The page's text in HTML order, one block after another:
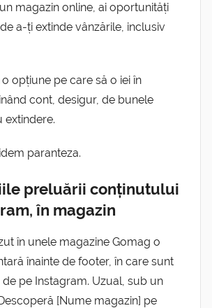
magazin online, ai oportunități
a-ți extinde vânzările, inclusiv
opțiune pe care să o iei în
cont, desigur, de bunele
extindere.
paranteza.
preluării conținutului
în magazin
în unele magazine Gomag o
înainte de footer, în care sunt
pe Instagram. Uzual, sub un
[Nume magazin] pe